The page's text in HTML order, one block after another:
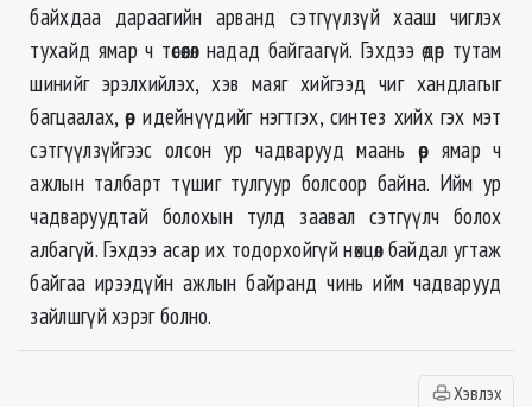
байхдаа дараагийн арванд сэтгүүлзүй хааш чиглэх
тухайд ямар ч төсөөлөл надад байгаагүй. Гэхдээ өдөр тутам
шинийг эрэлхийлэх, хэв маяг хийгээд чиг хандлагыг
багцаалах, өөр идейнүүдийг нэгтгэх, синтез хийх гэх мэт
сэтгүүлзүйгээс олсон ур чадварууд маань өөр ямар ч
ажлын талбарт түшиг тулгуур болсоор байна. Ийм ур
чадваруудтай болохын тулд заавал сэтгүүлч болох
албагүй. Гэхдээ асар их тодорхойгүй нөхцөл байдал угтаж
байгаа ирээдүйн ажлын байранд чинь ийм чадварууд
зайлшгүй хэрэг болно.
Хэвлэх